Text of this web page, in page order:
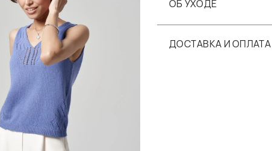
ОБ УХОДЕ
ДОСТАВКА И ОПЛАТА